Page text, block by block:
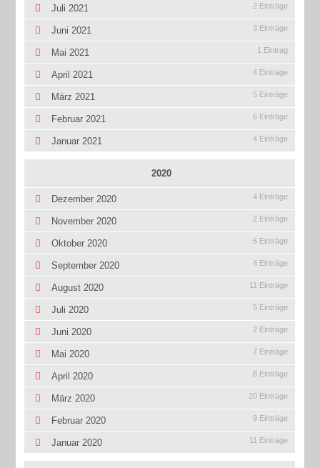
Juli 2021 2 Einträge
Juni 2021 3 Einträge
Mai 2021 1 Eintrag
April 2021 4 Einträge
März 2021 5 Einträge
Februar 2021 6 Einträge
Januar 2021 4 Einträge
2020
Dezember 2020 4 Einträge
November 2020 2 Einträge
Oktober 2020 6 Einträge
September 2020 4 Einträge
August 2020 11 Einträge
Juli 2020 5 Einträge
Juni 2020 2 Einträge
Mai 2020 7 Einträge
April 2020 8 Einträge
März 2020 20 Einträge
Februar 2020 9 Einträge
Januar 2020 11 Einträge